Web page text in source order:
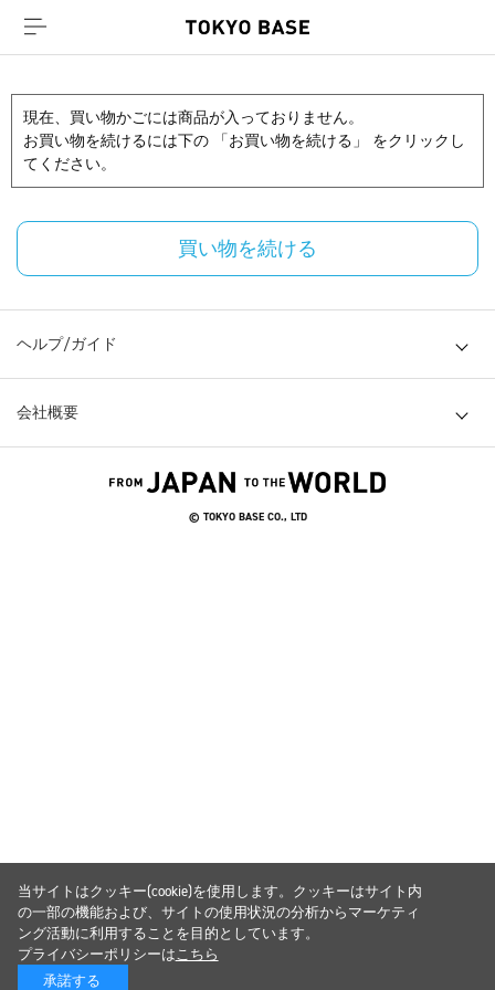
現在、買い物かごには商品が入っておりません。
お買い物を続けるには下の 「お買い物を続ける」 をクリックし
てください。
買い物を続ける
ヘルプ/ガイド
会社概要
© TOKYO BASE CO., LTD
当サイトはクッキー(cookie)を使用します。クッキーはサイト内
の一部の機能および、サイトの使用状況の分析からマーケティ
ング活動に利用することを目的としています。
プライバシーポリシーはこちら
承諾する